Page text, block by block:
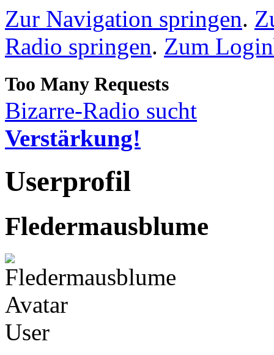
Zur Navigation springen.
Radio springen. Zum
Bizarre-Radio sucht
Verstärkung!
Userprofil
Fledermausblume
User